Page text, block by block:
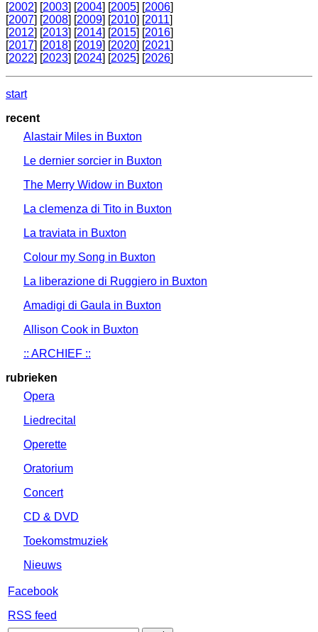
[2002] [2003] [2004] [2005] [2006]
[2007] [2008] [2009] [2010] [2011]
[2012] [2013] [2014] [2015] [2016]
[2017] [2018] [2019] [2020] [2021]
[2022] [2023] [2024] [2025] [2026]
start
recent
Alastair Miles in Buxton
Le dernier sorcier in Buxton
The Merry Widow in Buxton
La clemenza di Tito in Buxton
La traviata in Buxton
Colour my Song in Buxton
La liberazione di Ruggiero in Buxton
Amadigi di Gaula in Buxton
Allison Cook in Buxton
:: ARCHIEF ::
rubrieken
Opera
Liedrecital
Operette
Oratorium
Concert
CD & DVD
Toekomstmuziek
Nieuws
Facebook
RSS feed